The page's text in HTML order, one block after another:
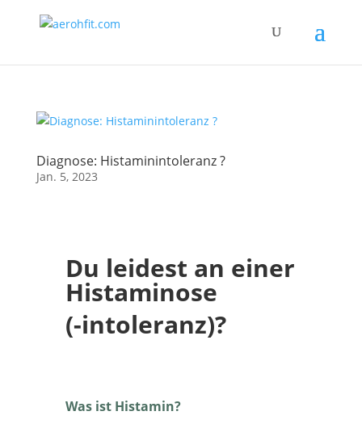
Diagnose: Histaminintoleranz ?
Jan. 5, 2023
Du leidest an einer
Histaminose
(-intoleranz)?
Was ist Histamin?